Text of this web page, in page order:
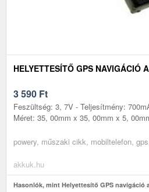
HELYETTESÍTŐ GPS NAVIGÁCIÓ
3 590 Ft
Feszültség: 3, 7V - Teljesítmény:
Méret: 35, 00mm x 35, 00mm x 5,
powery, műszaki cikk, mobiltelefon,
akkuk.hu
Hasonlók, mint Helyettesítő GPS navigáció